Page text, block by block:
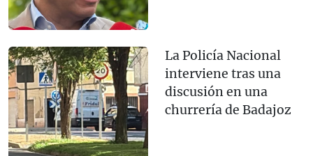
La Policía Nacional
interviene tras una
discusión en una
churrería de Badajoz